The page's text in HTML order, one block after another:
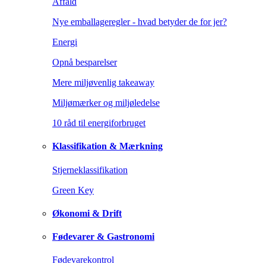
Nye emballageregler - hvad betyder de for jer?
Energi
Opnå besparelser
Mere miljøvenlig takeaway
Miljømærker og miljøledelse
10 råd til energiforbruget
Klassifikation & Mærkning
Stjerneklassifikation
Green Key
Økonomi & Drift
Fødevarer & Gastronomi
Fødevarekontrol